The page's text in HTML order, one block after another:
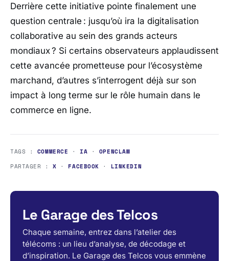
Derrière cette initiative pointe finalement une
question centrale : jusqu’où ira la digitalisation
collaborative au sein des grands acteurs
mondiaux ? Si certains observateurs applaudissent
cette avancée prometteuse pour l’écosystème
marchand, d’autres s’interrogent déjà sur son
impact à long terme sur le rôle humain dans le
commerce en ligne.
TAGS : COMMERCE ·IA · OPENCLAW
PARTAGER :X · FACEBOOK · LINKEDIN
Le Garage des Telcos
Chaque semaine, entrez dans l’atelier des
télécoms : un lieu d’analyse, de décodage et
d’inspiration. Le Garage des Telcos vous emmène